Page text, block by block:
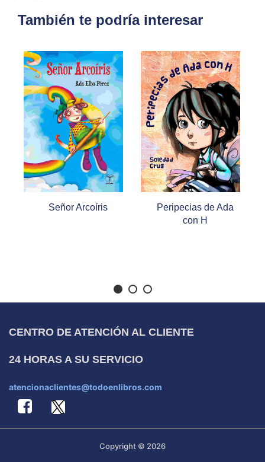
También te podría interesar
Señor Arcoíris
Peripecias de Ada
con H
CENTRO DE ATENCIÓN AL CLIENTE
24 HORAS A SU SERVICIO
atencionaclientes@todoenlibros.com
Copyright © 2026